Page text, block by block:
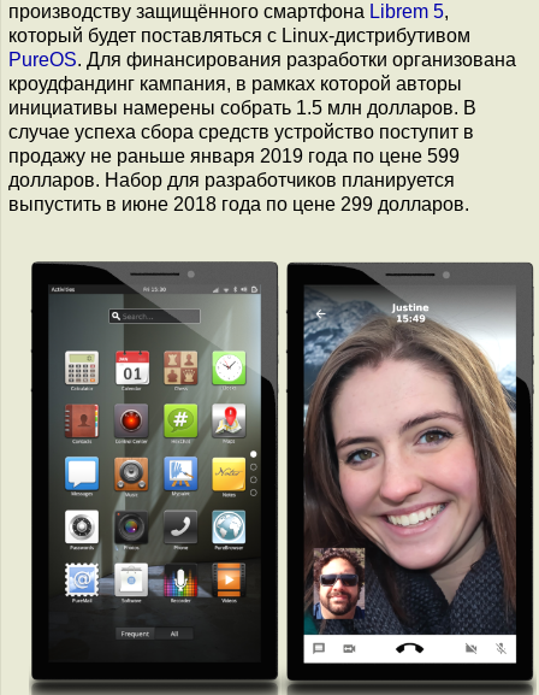
производству защищённого смартфона Librem 5,
который будет поставляться с Linux-дистрибутивом
PureOS. Для финансирования разработки организована
кроудфандинг кампания, в рамках которой авторы
инициативы намерены собрать 1.5 млн долларов. В
случае успеха сбора средств устройство поступит в
продажу не раньше января 2019 года по цене 599
долларов. Набор для разработчиков планируется
выпустить в июне 2018 года по цене 299 долларов.